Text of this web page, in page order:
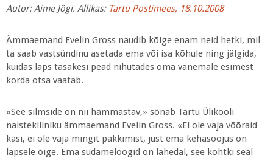
Autor:Aime Jõgi. Allikas: Tartu Postimees, 18.10.2008
Ämmaemand Evelin Gross naudib kõige enam neid hetki, mil
ta saab vastsündinu asetada ema või isa kõhule ning jälgida,
kuidas laps tasakesi pead nihutades oma vanemale esimest
korda otsa vaatab.
«See silmside on nii hämmastav,» sõnab Tartu Ülikooli
naistekliiniku ämmaemand Evelin Gross. «Ei ole vaja võõraid
käsi, ei ole vaja mingit pakkimist, just ema kehasoojus on
lapsele õige. Ema südamelöögid on lähedal, see kohtki seal